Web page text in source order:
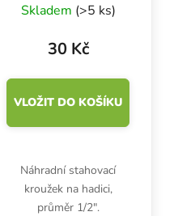
Skladem (>5 ks)
30 Kč
VLOŽIT DO KOŠÍKU
Náhradní stahovací
kroužek na hadici,
průměr 1/2″.